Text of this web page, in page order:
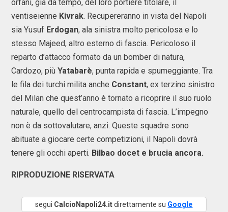
orfani, già da tempo, del loro portiere titolare, il
ventiseienne Kivrak. Recupereranno in vista del Napoli
sia Yusuf Erdogan, ala sinistra molto pericolosa e lo
stesso Majeed, altro esterno di fascia. Pericoloso il
reparto d’attacco formato da un bomber di natura,
Cardozo, più Yatabarè, punta rapida e spumeggiante. Tra
le fila dei turchi milita anche Constant, ex terzino sinistro
del Milan che quest’anno è tornato a ricoprire il suo ruolo
naturale, quello del centrocampista di fascia. L’impegno
non è da sottovalutare, anzi. Queste squadre sono
abituate a giocare certe competizioni, il Napoli dovrà
tenere gli occhi aperti. Bilbao docet e brucia ancora.
RIPRODUZIONE RISERVATA
segui CalcioNapoli24.itdirettamente su Google